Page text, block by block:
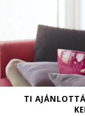
TI